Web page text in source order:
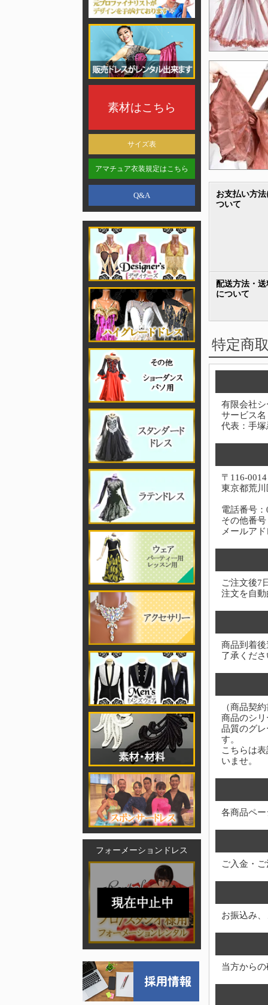
素材はこちら
サイズ表
アマチュア衣装規定はこちら
Q&A
フォーメーションドレス
お支払い方法
ついて
配送方法・送
について
特定商
有限会社シ
サービス
代表：手塚
〒116-0014
東京都荒
電話番号
その他番
メールア
ご注文後7
注文を自
商品到着
了承くだ
（商品契
商品のシ
品質のグ
す。
こちらは
いませ。
各商品ペ
ご入金・
お振込み
当方から